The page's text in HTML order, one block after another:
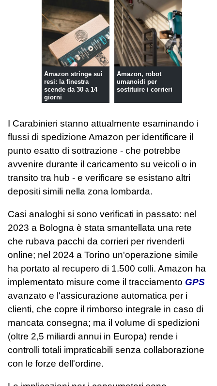
Amazon stringe sui
resi: la finestra
scende da 30 a 14
giorni
Amazon, robot
umanoidi per
sostituire i corrieri
I Carabinieri stanno attualmente esaminando i
flussi di spedizione Amazon per identificare il
punto esatto di sottrazione - che potrebbe
avvenire durante il caricamento su veicoli o in
transito tra hub - e verificare se esistano altri
depositi simili nella zona lombarda.
Casi analoghi si sono verificati in passato: nel
2023 a Bologna è stata smantellata una rete
che rubava pacchi da corrieri per rivenderli
online; nel 2024 a Torino un'operazione simile
ha portato al recupero di 1.500 colli. Amazon ha
implementato misure come il tracciamento GPS
avanzato e l'assicurazione automatica per i
clienti, che copre il rimborso integrale in caso di
mancata consegna; ma il volume di spedizioni
(oltre 2,5 miliardi annui in Europa) rende i
controlli totali impraticabili senza collaborazione
con le forze dell'ordine.